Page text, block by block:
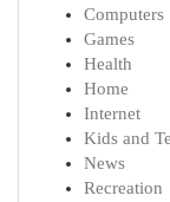
Computers
Games
Health
Home
Internet
Kids and
News
Recreation